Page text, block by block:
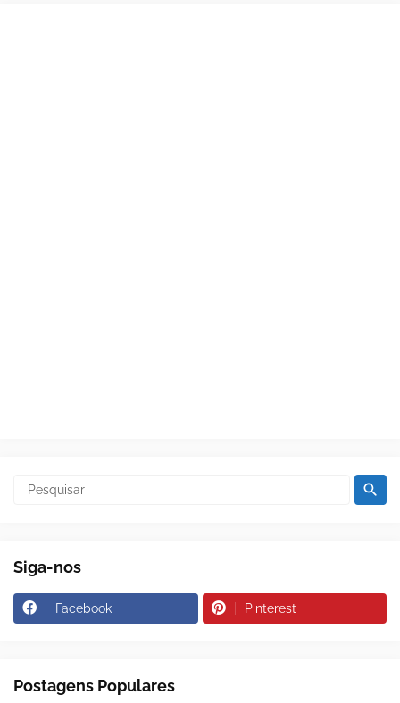
Siga-nos
Facebook Pinterest
Postagens Populares